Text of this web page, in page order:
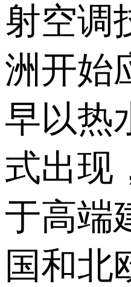
射空调
洲开始
早以热
式出现
于高端
国和北